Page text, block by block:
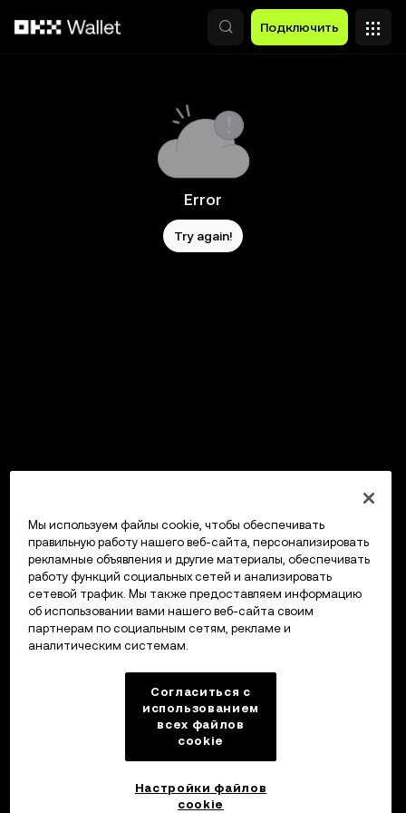
Подключить
Error
Try again!
Мы используем файлы cookie, чтобы обеспечивать
правильную работу нашего веб-сайта, персонализировать
рекламные объявления и другие материалы, обеспечивать
работу функций социальных сетей и анализировать
сетевой трафик. Мы также предоставляем информацию
об использовании вами нашего веб-сайта своим
партнерам по социальным сетям, рекламе и
аналитическим системам.
Согласиться с
использованием
всех файлов
cookie
Настройки файлов
cookie